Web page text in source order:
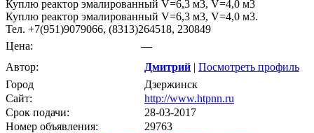
Куплю реактор эмалированный V=6,3 м3, V=4,0 м3
Куплю реактор эмалированный V=6,3 м3, V=4,0 м3.
Тел. +7(951)9079066, (8313)264518, 230849
Цена:
—
Автор:
Дмитрий | Посмотреть профиль
Город
Дзержинск
Сайт:
http://www.htpnn.ru
Срок подачи:
28-03-2017
Номер объявления:
29763